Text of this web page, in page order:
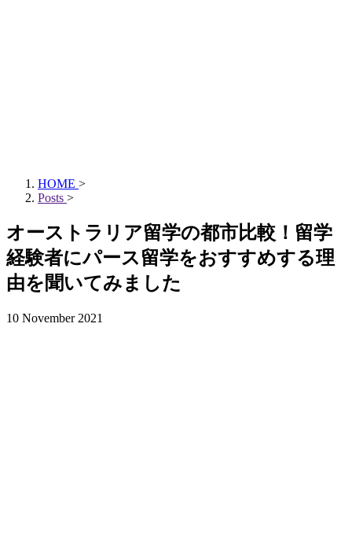
HOME >
Posts >
オーストラリア留学の都市比較！留学
経験者にパース留学をおすすめする理
由を聞いてみました
10 November 2021